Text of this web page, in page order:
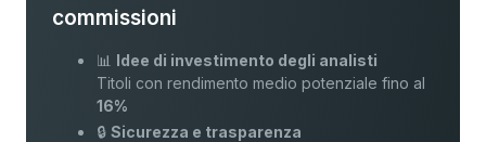
commissioni
📊 Idee di investimento degli analisti
Titoli con rendimento medio potenziale fino al
16%
🔒Sicurezza e trasparenza